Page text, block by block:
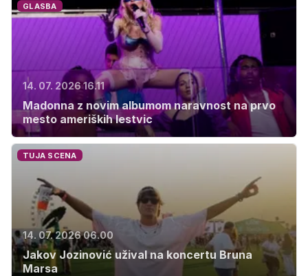
GLASBA
14. 07. 2026 16.11
Madonna z novim albumom naravnost na prvo
mesto ameriških lestvic
TUJA SCENA
14. 07. 2026 06.00
Jakov Jozinović užival na koncertu Bruna
Marsa